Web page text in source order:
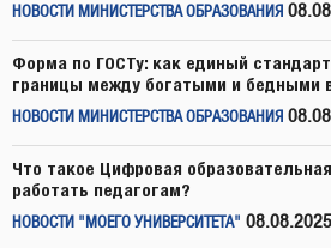
НОВОСТИ МИНИСТЕРСТВА ОБРАЗОВАНИЯ
Форма по ГОСТу: как единый
границы между богатыми и бедными
НОВОСТИ МИНИСТЕРСТВА ОБРАЗОВАНИЯ
Что такое Цифровая
работать педагогам?
НОВОСТИ "МОЕГО УНИВЕРСИТЕТА" 08.08.2025